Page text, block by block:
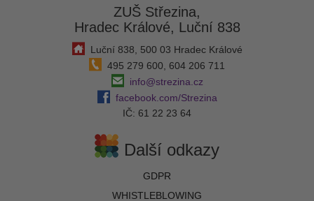
ZUŠ Střezina,
Hradec Králové, Luční 838
Luční 838, 500 03 Hradec Králové
495 279 600, 604 206 711
info@strezina.cz
facebook.com/Strezina
IČ: 61 22 23 64
Další odkazy
GDPR
WHISTLEBLOWING